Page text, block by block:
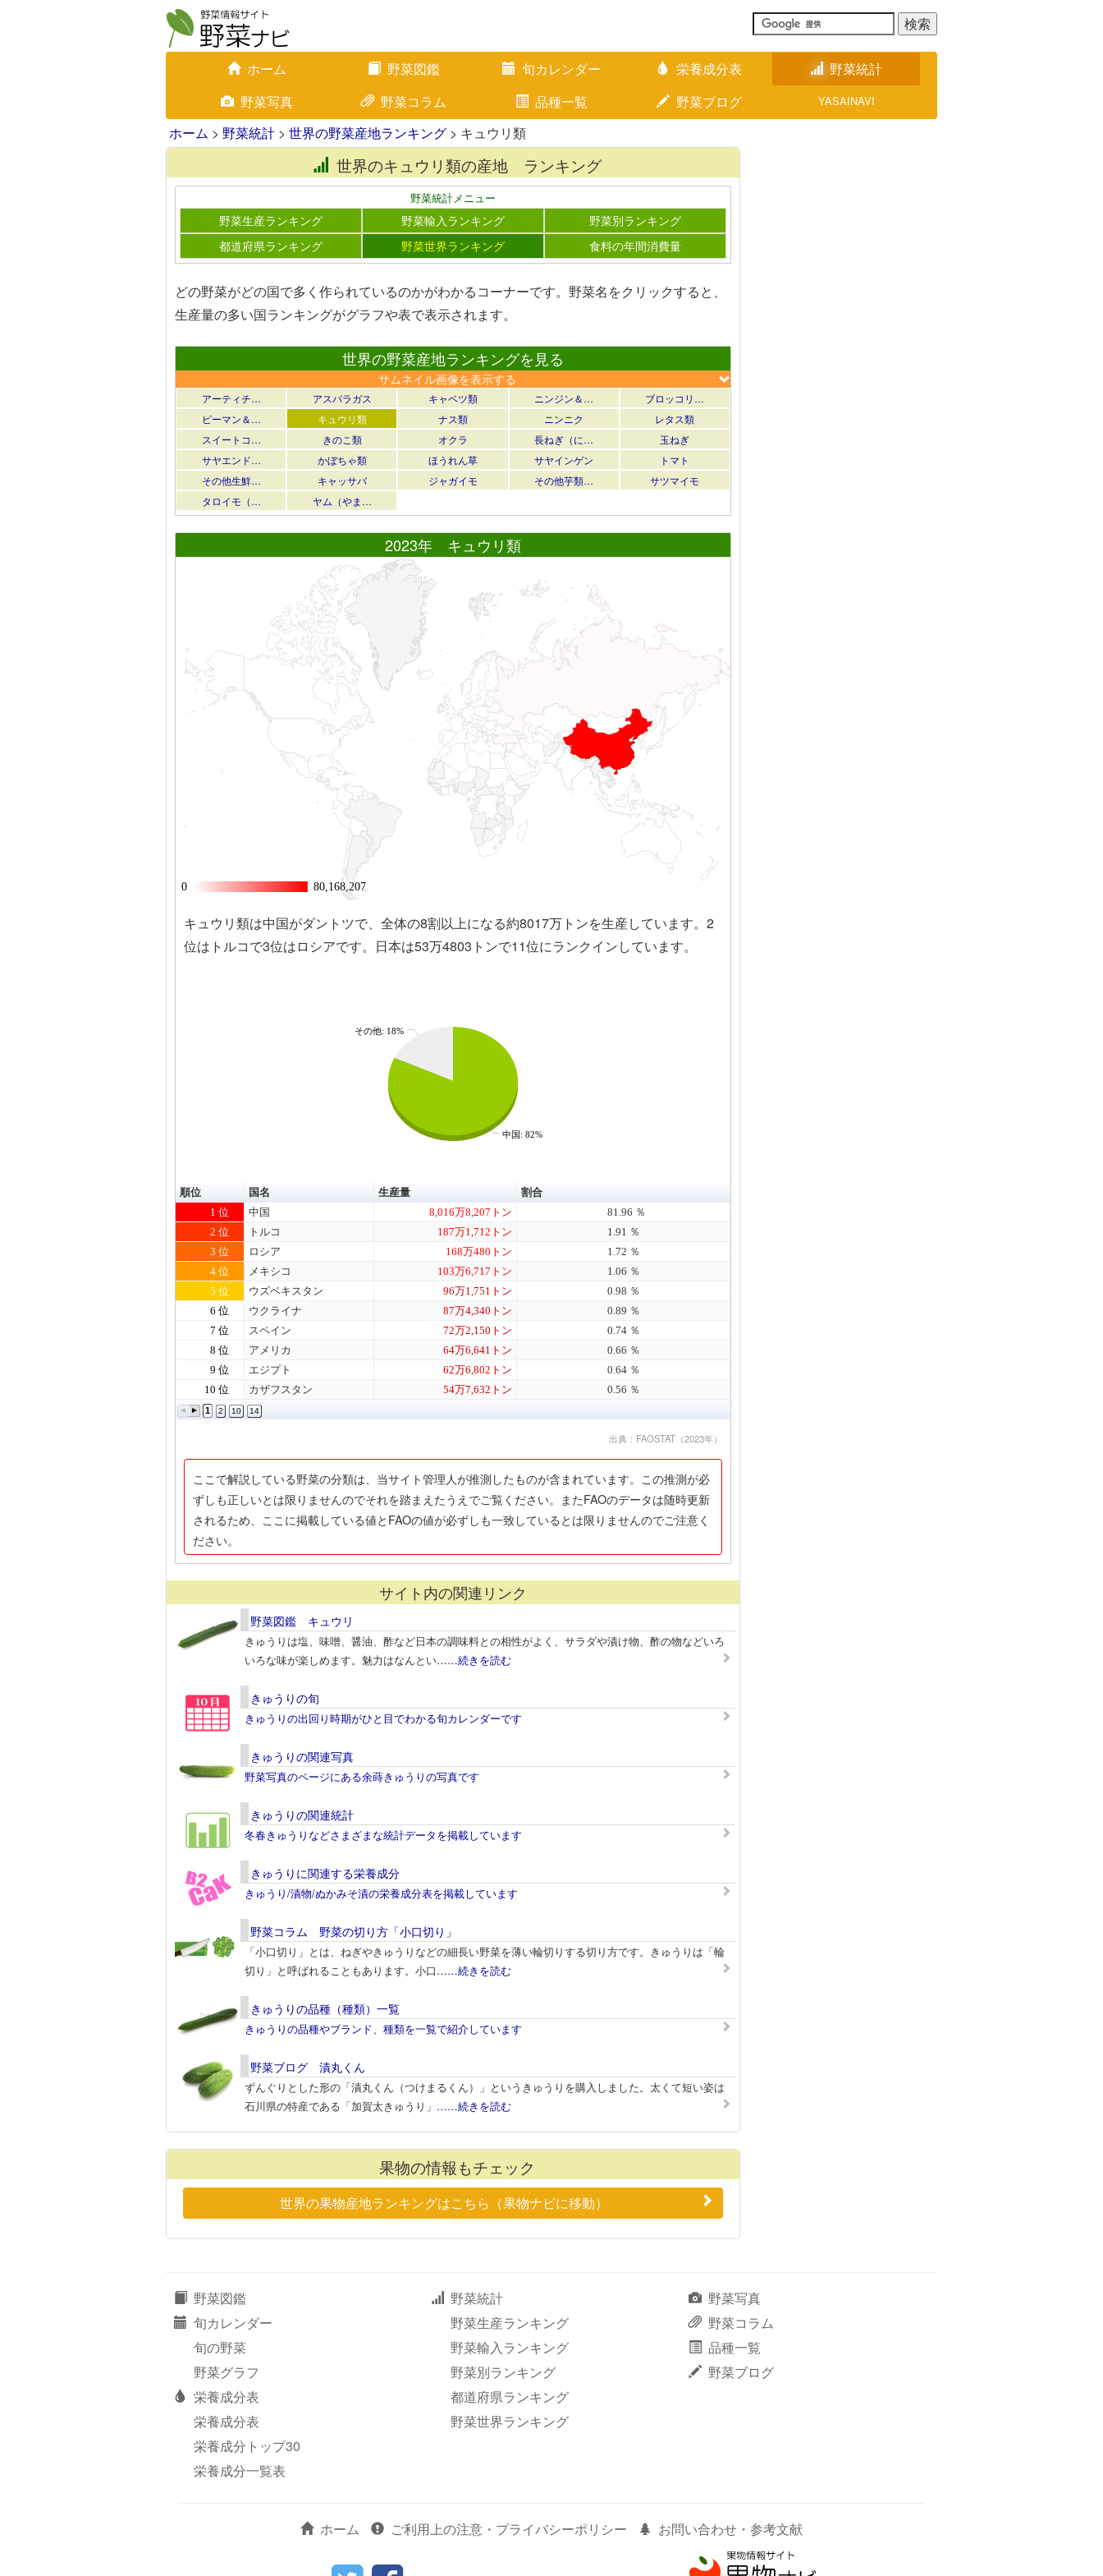
ホーム 野菜図鑑 旬カレンダー 栄養成分表
野菜統計
野菜写真
野菜コラム 品種一覧 野菜ブログ YASAINAVI
ホーム > 野菜統計 > 世界の野菜産地ランキング > キュウリ類
世界のキュウリ類の産地 ランキング
野菜統計メニュー
野菜生産ランキング 野菜輸入ランキング
野菜別ランキング
都道府県ランキング
野菜世界ランキング 食料の年間消費量
どの野菜がどの国で多く作られているのかがわかるコーナーです。野菜名をクリックすると、
生産量の多い国ランキングがグラフや表で表示されます。
世界の野菜産地ランキングを見る
サムネイル画像を表示する
アーティチ… アスパラガス キャベツ類 ニンジン＆…
ブロッコリ…
ピーマン＆…
キュウリ類 ナス類 ニンニク
レタス類
スイートコ…
きのこ類 オクラ 長ねぎ（に…
玉ねぎ
サヤエンド…
かぼちゃ類 ほうれん草 サヤインゲン
トマト
その他生鮮…
キャッサバ ジャガイモ その他芋類…
サツマイモ
タロイモ（…
ヤム（やま…
2023年 キュウリ類
0
0 80,168,207
80,168,207
キュウリ類は中国がダントツで、全体の8割以上になる約8017万トンを生産しています。2
位はトルコで3位はロシアです。日本は53万4803トンで11位にランクインしています。
中国: 82%
その他: 18%
順位 国名 生産量
割合
1 位
中国 8,016万8,207トン
81.96 ％
2 位
トルコ 187万1,712トン
1.91 ％
3 位
ロシア 168万480トン
1.72 ％
4 位
メキシコ 103万6,717トン
1.06 ％
5 位
ウズベキスタン 96万1,751トン
0.98 ％
6 位
ウクライナ 87万4,340トン
0.89 ％
7 位
スペイン 72万2,150トン
0.74 ％
8 位
アメリカ 64万6,641トン
0.66 ％
9 位
エジプト 62万6,802トン
0.64 ％
10 位
カザフスタン 54万7,632トン 0.56 ％
1 2 10 14
出典：FAOSTAT（2023年）
ここで解説している野菜の分類は、当サイト管理人が推測したものが含まれています。この推測が必
ずしも正しいとは限りませんのでそれを踏まえたうえでご覧ください。またFAOのデータは随時更新
されるため、ここに掲載している値とFAOの値が必ずしも一致しているとは限りませんのでご注意く
ださい。
サイト内の関連リンク
野菜図鑑 キュウリ
きゅうりは塩、味噌、醤油、酢など日本の調味料との相性がよく、サラダや漬け物、酢の物などいろ
いろな味が楽しめます。魅力はなんとい……続きを読む
きゅうりの旬
きゅうりの出回り時期がひと目でわかる旬カレンダーです
きゅうりの関連写真
野菜写真のページにある余蒔きゅうりの写真です
きゅうりの関連統計
冬春きゅうりなどさまざまな統計データを掲載しています
きゅうりに関連する栄養成分
きゅうり/漬物/ぬかみそ漬の栄養成分表を掲載しています
野菜コラム 野菜の切り方「小口切り」
「小口切り」とは、ねぎやきゅうりなどの細長い野菜を薄い輪切りする切り方です。きゅうりは「輪
切り」と呼ばれることもあります。小口……続きを読む
きゅうりの品種（種類）一覧
きゅうりの品種やブランド、種類を一覧で紹介しています
野菜ブログ 漬丸くん
ずんぐりとした形の「漬丸くん（つけまるくん）」というきゅうりを購入しました。太くて短い姿は
石川県の特産である「加賀太きゅうり」 ……続きを読む
果物の情報もチェック
世界の果物産地ランキングはこちら（果物ナビに移動）
野菜図鑑
旬カレンダー
旬の野菜
野菜グラフ
栄養成分表
栄養成分表
栄養成分トップ30
栄養成分一覧表
野菜統計
野菜生産ランキング
野菜輸入ランキング
野菜別ランキング
都道府県ランキング
野菜世界ランキング
野菜写真
野菜コラム
品種一覧
野菜ブログ
ホーム ご利用上の注意・プライバシーポリシー お問い合わせ・参考文献